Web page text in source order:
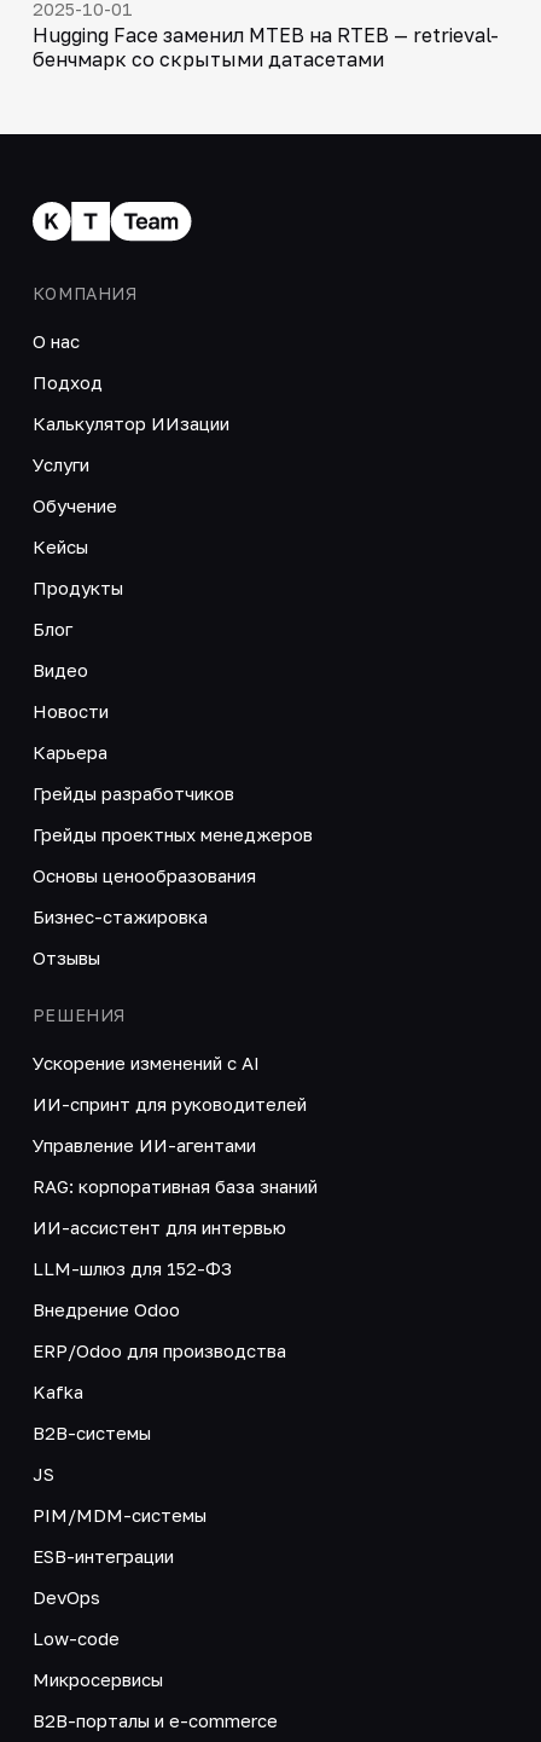
2025-10-01
Hugging Face заменил MTEB на RTEB — retrieval-
бенчмарк со скрытыми датасетами
КОМПАНИЯ
О нас
Подход
Калькулятор ИИзации
Услуги
Обучение
Кейсы
Продукты
Блог
Видео
Новости
Карьера
Грейды разработчиков
Грейды проектных менеджеров
Основы ценообразования
Бизнес-стажировка
Отзывы
РЕШЕНИЯ
Ускорение изменений с AI
ИИ-спринт для руководителей
Управление ИИ-агентами
RAG: корпоративная база знаний
ИИ-ассистент для интервью
LLM-шлюз для 152-ФЗ
Внедрение Odoo
ERP/Odoo для производства
Kafka
B2B-системы
JS
PIM/MDM-системы
ESB-интеграции
DevOps
Low-code
Микросервисы
B2B-порталы и e-commerce